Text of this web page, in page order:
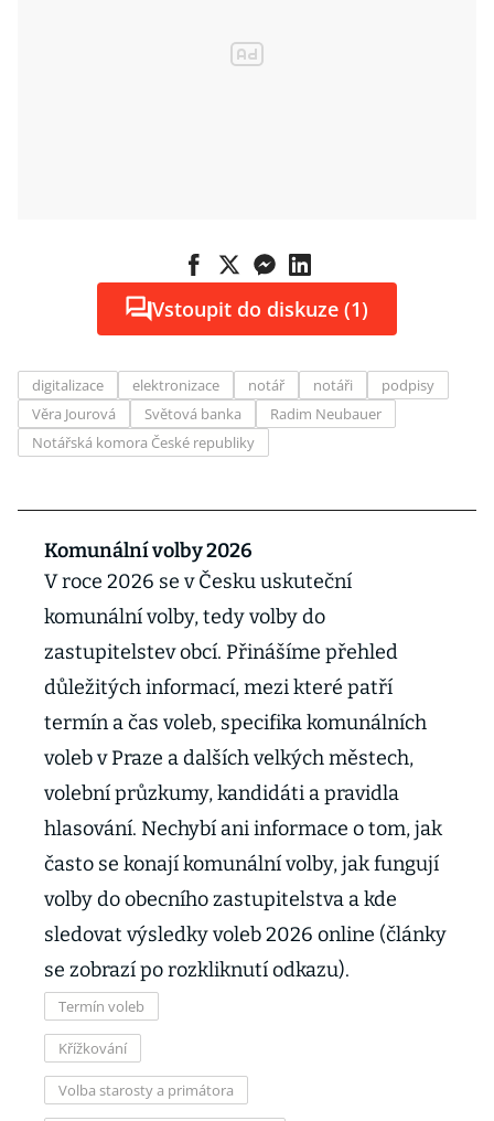
Vstoupit do diskuze (1)
digitalizace elektronizace notář notáři
podpisy
Věra Jourová
Světová banka
Radim Neubauer
Notářská komora České republiky
Komunální volby 2026
V roce 2026 se v Česku uskuteční
komunální volby, tedy volby do
zastupitelstev obcí. Přinášíme přehled
důležitých informací, mezi které patří
termín a čas voleb, specifika komunálních
voleb v Praze a dalších velkých městech,
volební průzkumy, kandidáti a pravidla
hlasování. Nechybí ani informace o tom, jak
často se konají komunální volby, jak fungují
volby do obecního zastupitelstva a kde
sledovat výsledky voleb 2026 online (články
se zobrazí po rozkliknutí odkazu).
Termín voleb
Křížkování
Volba starosty a primátora